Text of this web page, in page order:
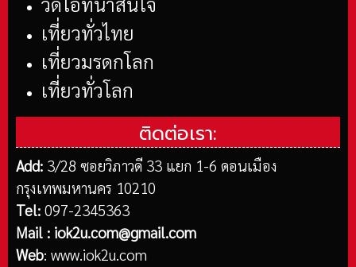
เที่ยวทั่วไทย
เที่ยวมรดกโลก
เที่ยวทั่วโลก
ติดต่อเรา:
Add: 3/28 ซอยวิภาวดี 33 แยก 1-6 ดอนเมือง
กรุงเทพมหานคร 10210
Tel: 097-2345363
Mail : iok2u.com@gmail.com
Web: www.iok2u.com